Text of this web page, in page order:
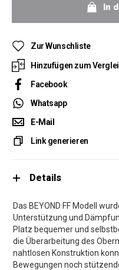
In
Zur Wunschliste
Hinzufügen zum
Facebook
Whatsapp
E-Mail
Link generieren
Details
Das BEYOND FF Modell
Unterstützung und
Platz bequemer und
die Überarbeitung des
nahtlosen Konstruktion
Bewegungen noch